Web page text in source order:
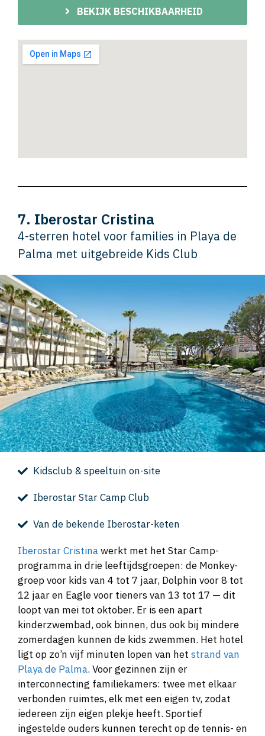
BEKIJK BESCHIKBAARHEID
7. Iberostar Cristina
4-sterren hotel voor families in Playa de
Palma met uitgebreide Kids Club
Kidsclub & speeltuin on-site
Iberostar Star Camp Club
Van de bekende Iberostar-keten
Iberostar Cristinawerkt met het Star Camp-
programma in drie leeftijdsgroepen: de Monkey-
groep voor kids van 4 tot 7 jaar, Dolphin voor 8 tot
12 jaar en Eagle voor tieners van 13 tot 17 — dit
loopt van mei tot oktober. Er is een apart
kinderzwembad, ook binnen, dus ook bij mindere
zomerdagen kunnen de kids zwemmen. Het hotel
ligt op zo’n vijf minuten lopen van het strand van
Playa de Palma. Voor gezinnen zijn er
interconnecting familiekamers: twee met elkaar
verbonden ruimtes, elk met een eigen tv, zodat
iedereen zijn eigen plekje heeft. Sportief
ingestelde ouders kunnen terecht op de tennis- en